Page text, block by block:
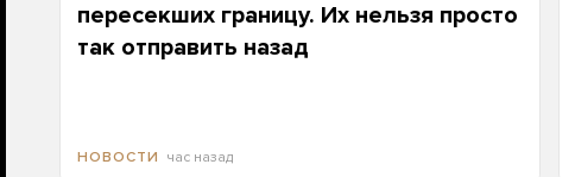
пересекших границу. Их нельзя просто
так отправить назад
НОВОСТИ час назад